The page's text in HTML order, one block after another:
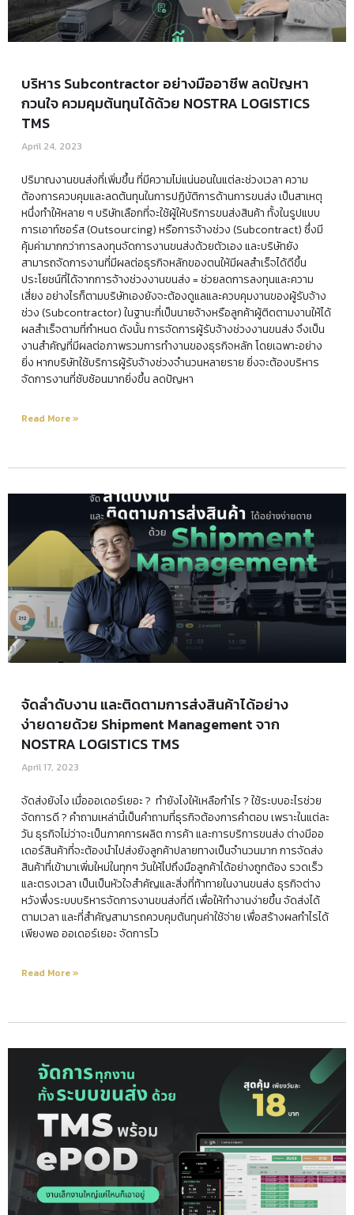
บริหาร Subcontractor อย่างมืออาชีพ ลดปัญหา
กวนใจ ควมคุมต้นทุนได้ด้วย NOSTRA LOGISTICS
TMS
April 24, 2023
ปริมาณงานขนส่งที่เพิ่มขึ้น ที่มีความไม่แน่นอนในแต่ละช่วงเวลา ความ
ต้องการควบคุมและลดต้นทุนในการปฏิบัติการด้านการขนส่ง เป็นสาเหตุ
หนึ่งทำให้หลาย ๆ บริษัทเลือกที่จะใช้ผู้ให้บริการขนส่งสินค้า ทั้งในรูปแบบ
การเอาท์ซอร์ส (Outsourcing) หรือการจ้างช่วง (Subcontract) ซึ่งมี
คุ้มค่ามากกว่าการลงทุนจัดการงานขนส่งด้วยตัวเอง และบริษัทยัง
สามารถจัดการงานที่มีผลต่อธุรกิจหลักของตนให้มีผลสำเร็จได้ดีขึ้น
ประโยชน์ที่ได้จากการจ้างช่วงงานขนส่ง = ช่วยลดการลงทุนและความ
เสี่ยง อย่างไรก็ตามบริษัทเองยังจะต้องดูแลและควบคุมงานของผู้รับจ้าง
ช่วง (Subcontractor) ในฐานะที่เป็นนายจ้างหรือลูกค้าผู้ติดตามงานให้ได้
ผลสำเร็จตามที่กำหนด ดังนั้น การจัดการผู้รับจ้างช่วงงานขนส่ง จึงเป็น
งานสำคัญที่มีผลต่อภาพรวมการทำงานของธุรกิจหลัก โดยเฉพาะอย่าง
ยิ่ง หากบริษัทใช้บริการผู้รับจ้างช่วงจำนวนหลายราย ยิ่งจะต้องบริหาร
จัดการงานที่ซับซ้อนมากยิ่งขึ้น ลดปัญหา
Read More »
จัดลำดับงาน และติดตามการส่งสินค้าได้อย่าง
ง่ายดายด้วย Shipment Management จาก
NOSTRA LOGISTICS TMS
April 17, 2023
จัดส่งยังไง เมื่อออเดอร์เยอะ ? ทำยังไงให้เหลือกำไร ? ใช้ระบบอะไรช่วย
จัดการดี ? คำถามเหล่านี้เป็นคำถามที่ธุรกิจต้องการคำตอบ เพราะในแต่ละ
วัน ธุรกิจไม่ว่าจะเป็นภาคการผลิต การค้า และการบริการขนส่ง ต่างมีออ
เดอร์สินค้าที่จะต้องนำไปส่งยังลูกค้าปลายทางเป็นจำนวนมาก การจัดส่ง
สินค้าที่เข้ามาเพิ่มใหม่ในทุกๆ วันให้ไปถึงมือลูกค้าได้อย่างถูกต้อง รวดเร็ว
และตรงเวลา เป็นเป็นหัวใจสำคัญและสิ่งที่ท้าทายในงานขนส่ง ธุรกิจต่าง
หวังพึ่งระบบบริหารจัดการงานขนส่งที่ดี เพื่อให้ทำงานง่ายขึ้น จัดส่งได้
ตามเวลา และที่สำคัญสามารถควบคุมต้นทุนค่าใช้จ่าย เพื่อสร้างผลกำไรได้
เพียงพอ ออเดอร์เยอะ จัดการไว
Read More »